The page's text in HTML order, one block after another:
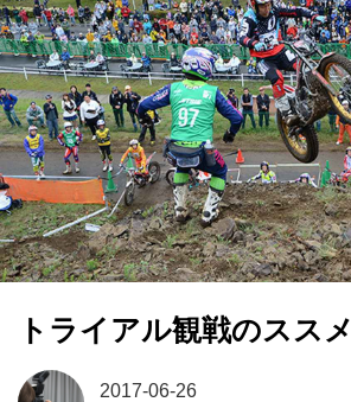
トライアル観戦のススメ
2017-06-26